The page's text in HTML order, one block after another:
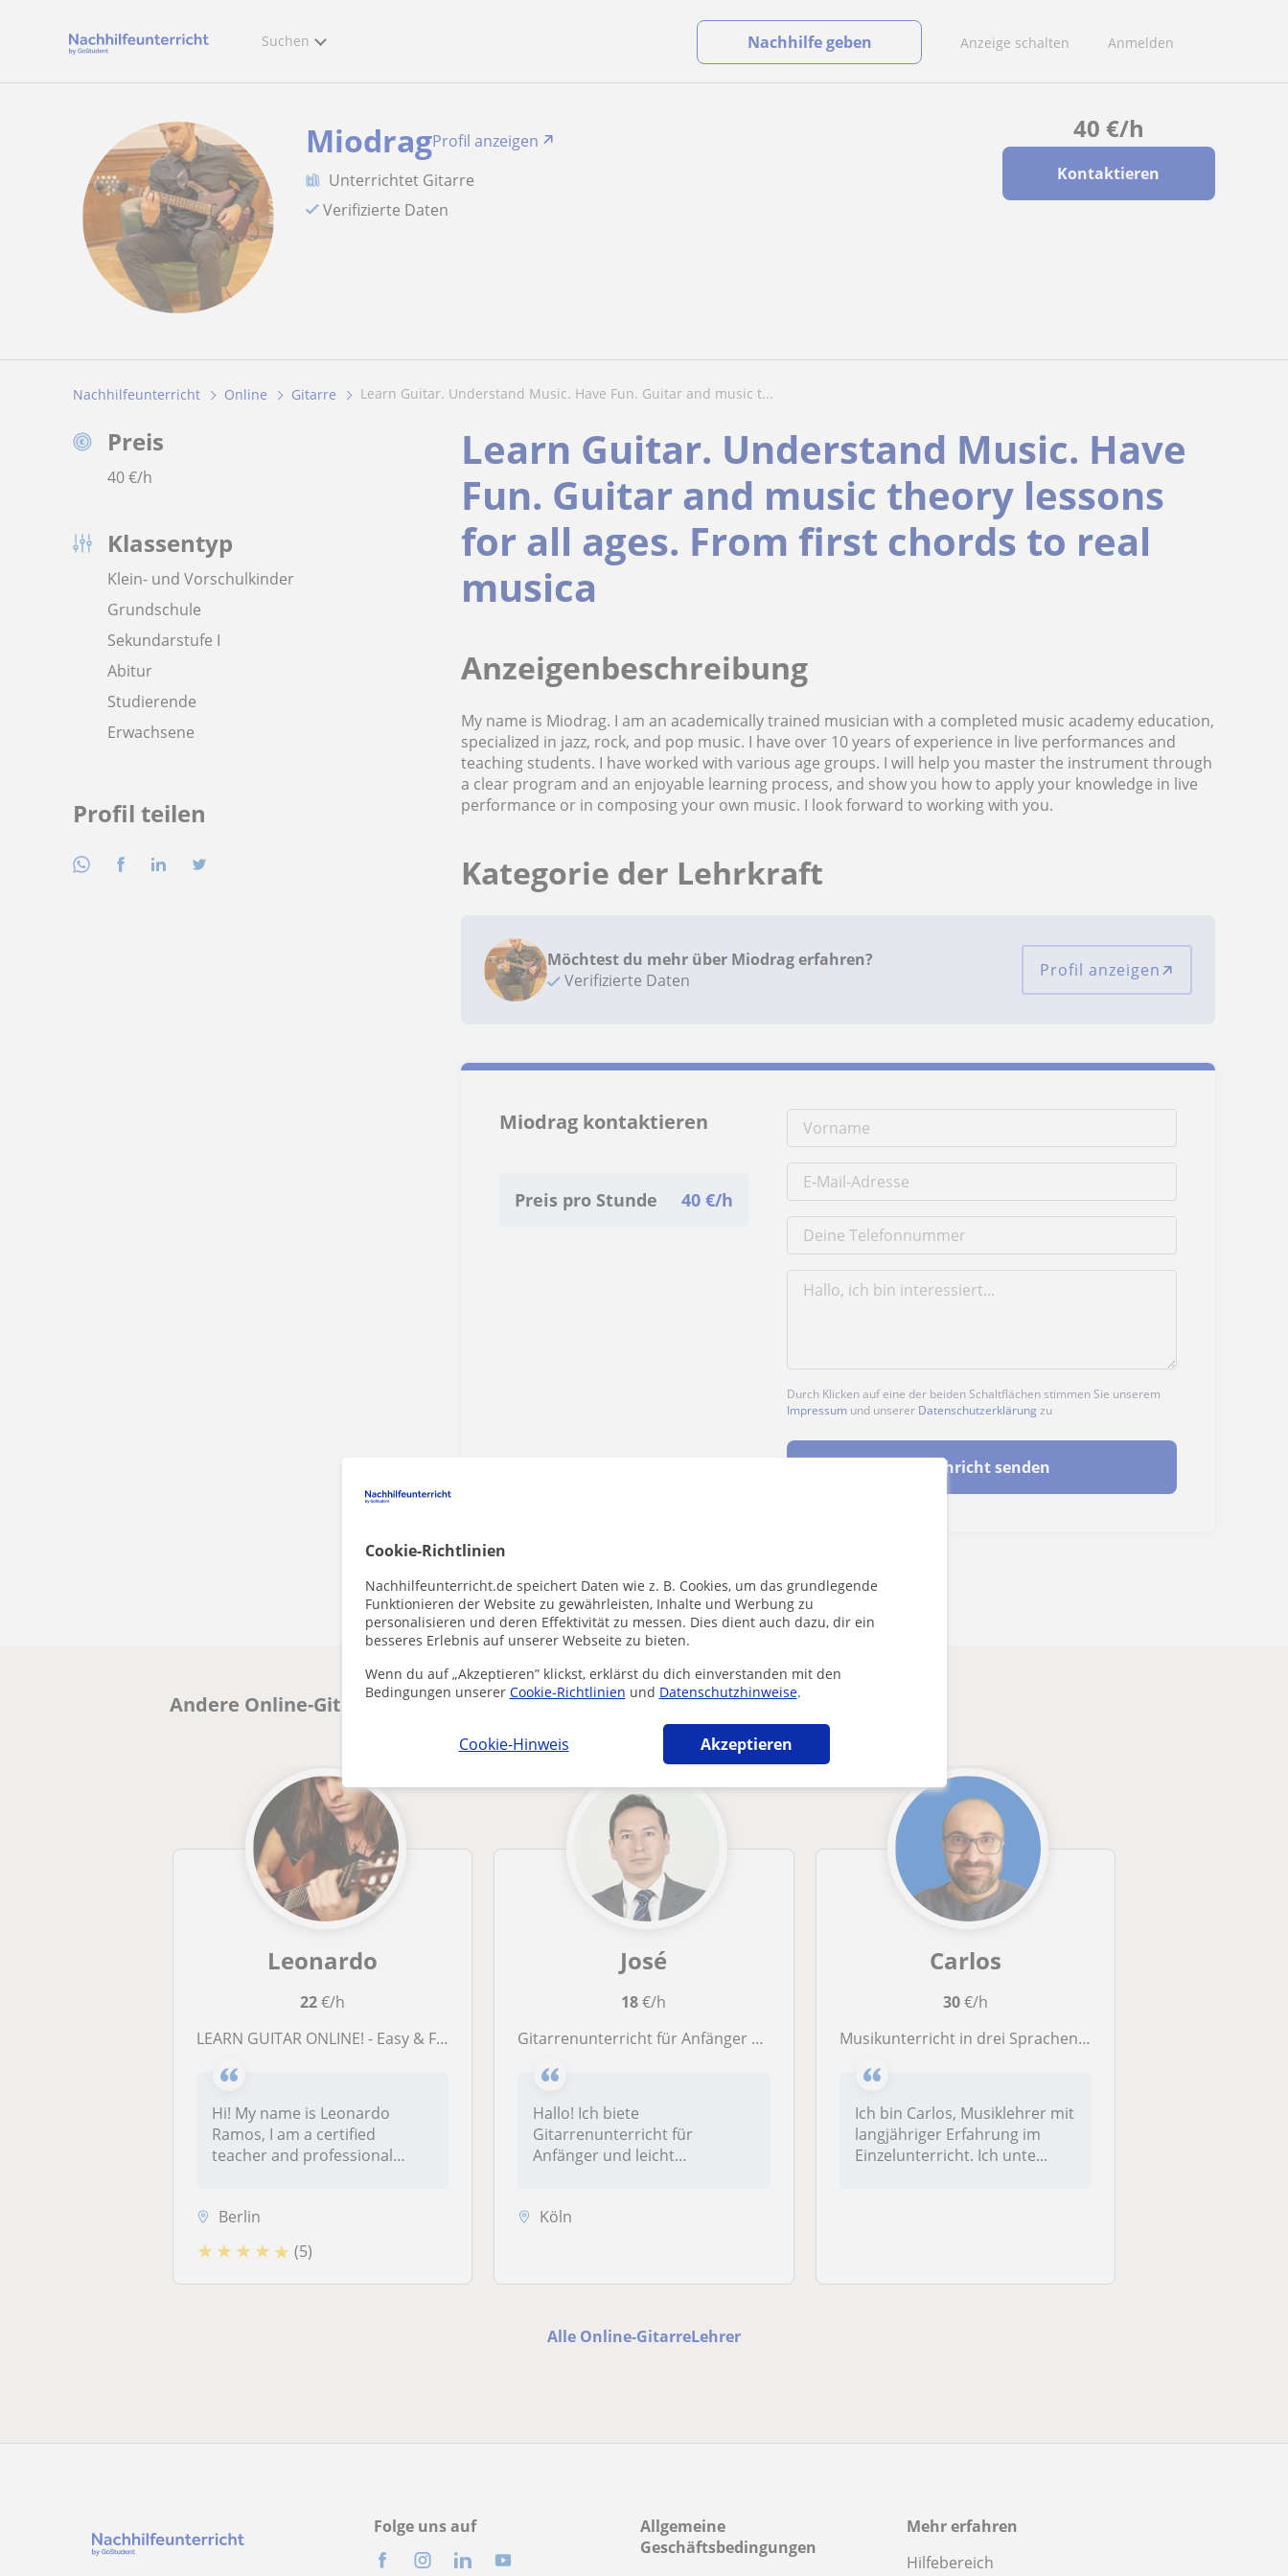
Cookie-Richtlinien
Nachhilfeunterricht.de speichert Daten wie z. B. Cookies, um das grundlegende
Funktionieren der Website zu gewährleisten, Inhalte und Werbung zu
personalisieren und deren Effektivität zu messen. Dies dient auch dazu, dir ein
besseres Erlebnis auf unserer Webseite zu bieten.
Wenn du auf „Akzeptieren” klickst, erklärst du dich einverstanden mit den
Bedingungen unserer Cookie-Richtlinien und Datenschutzhinweise.
Cookie-Hinweis Akzeptieren
Suchen Anzeige schalten Anmelden
Nachhilfe geben
40 €/h
Kontaktieren
MiodragProfil anzeigen
Unterrichtet Gitarre
Verifizierte Daten
Nachhilfeunterricht Online Gitarre Learn Guitar. Understand Music. Have Fun. Guitar and music t...
Preis
40€/h
Klassentyp
Klein- und Vorschulkinder
Grundschule
Sekundarstufe I
Abitur
Studierende
Erwachsene
Profil teilen
Learn Guitar. Understand Music. Have
Fun. Guitar and music theory lessons
for all ages. From first chords to real
musica
Anzeigenbeschreibung
My name is Miodrag. I am an academically trained musician with a completed music academy education,
specialized in jazz, rock, and pop music. I have over 10 years of experience in live performances and
teaching students. I have worked with various age groups. I will help you master the instrument through
a clear program and an enjoyable learning process, and show you how to apply your knowledge in live
performance or in composing your own music. I look forward to working with you.
Kategorie der Lehrkraft
Möchtest du mehr über Miodrag erfahren?
Verifizierte Daten
Profil anzeigen
Miodrag kontaktieren
Preis pro Stunde 40 €/h
Durch Klicken auf eine der beiden Schaltflächen stimmen Sie unserem
Impressum und unserer Datenschutzerklärung zu
Nachricht senden
Andere Online-GitarreLehrer die dich interessieren könnten
Leonardo
22€/h
LEARN GUITAR ONLINE! - Easy & Fun - Teacher from Argentina (English/Spanish/Russian)
Hi! My name is Leonardo
Ramos, I am a certified
teacher and professional
Berlin
★ ★ ★ ★ ★ (5)
José
18€/h
Gitarrenunterricht für Anfänger mit Geduld, Struktur und Freude an Musik
Hallo! Ich biete
Gitarrenunterricht für
Anfänger und leicht
Köln
Carlos
30€/h
Musikunterricht in drei Sprachen für Kinder, Jugendliche und Erwachsene
Ich bin Carlos, Musiklehrer mit
langjähriger Erfahrung im
Einzelunterricht. Ich unte...
Alle Online-GitarreLehrer
Folge uns auf
Allgemeine
Geschäftsbedingungen
Mehr erfahren
Hilfebereich